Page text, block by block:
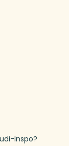
Inspo?